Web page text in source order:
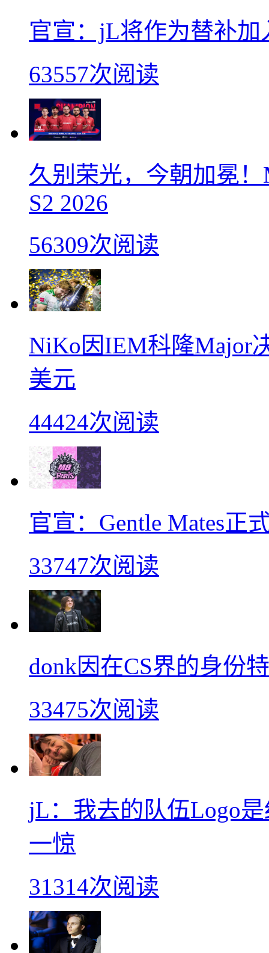
官宣：jL将作为替补加
63557次阅读
久别荣光，今朝加冕
S2 2026
56309次阅读
NiKo因IEM科隆Major
美元
44424次阅读
官宣：Gentle Mates正
33747次阅读
donk因在CS界的身份
33475次阅读
jL：我去的队伍Logo
一惊
31314次阅读